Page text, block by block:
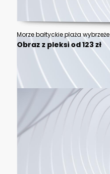
Morze bałtyckie plaża wybrzeże
Obraz z pleksi od 123 zł